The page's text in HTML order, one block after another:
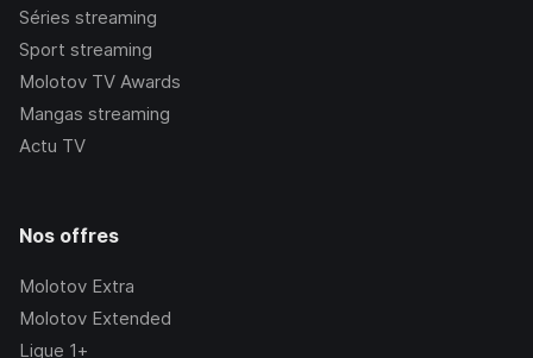
Séries streaming
Sport streaming
Molotov TV Awards
Mangas streaming
Actu TV
Nos offres
Molotov Extra
Molotov Extended
Ligue 1+